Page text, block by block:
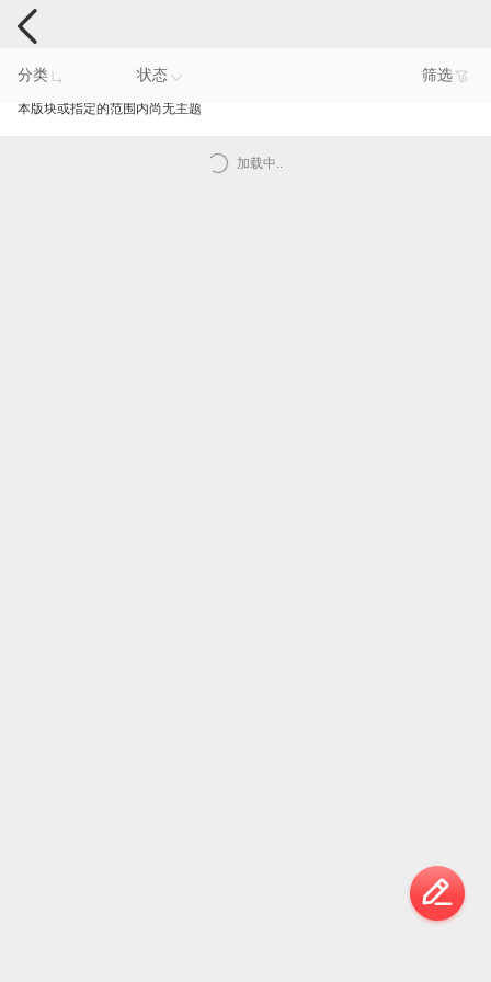
手机反馈
分类 状态 筛选
本版块或指定的范围内尚无主题
加载中..